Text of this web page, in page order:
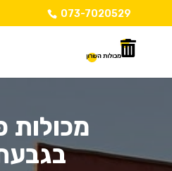
073-7020529
מכולות